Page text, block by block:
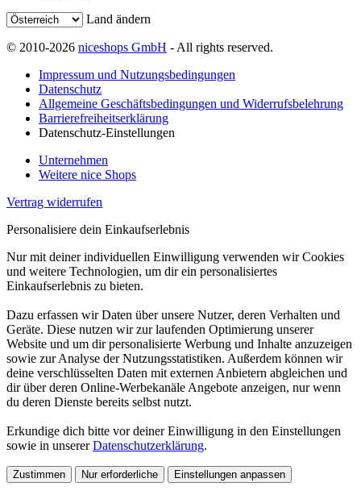
Land ändern
© 2010-2026 niceshops GmbH - All rights reserved.
Impressum und Nutzungsbedingungen
Datenschutz
Allgemeine Geschäftsbedingungen und Widerrufsbelehrung
Barrierefreiheitserklärung
Datenschutz-Einstellungen
Unternehmen
Weitere nice Shops
Vertrag widerrufen
Personalisiere dein Einkaufserlebnis
Nur mit deiner individuellen Einwilligung verwenden wir Cookies
und weitere Technologien, um dir ein personalisiertes
Einkaufserlebnis zu bieten.
Dazu erfassen wir Daten über unsere Nutzer, deren Verhalten und
Geräte. Diese nutzen wir zur laufenden Optimierung unserer
Website und um dir personalisierte Werbung und Inhalte anzuzeigen
sowie zur Analyse der Nutzungsstatistiken. Außerdem können wir
deine verschlüsselten Daten mit externen Anbietern abgleichen und
dir über deren Online-Werbekanäle Angebote anzeigen, nur wenn
du deren Dienste bereits selbst nutzt.
Erkundige dich bitte vor deiner Einwilligung in den Einstellungen
sowie in unsererDatenschutzerklärung.
Zustimmen Nur erforderliche Einstellungen anpassen